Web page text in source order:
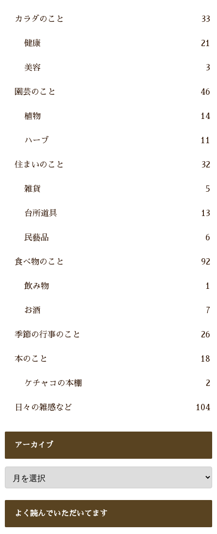
カラダのこと 33
健康 21
美容 3
園芸のこと 46
植物 14
ハーブ 11
住まいのこと 32
雑貨 5
台所道具 13
民藝品 6
食べ物のこと 92
飲み物 1
お酒 7
季節の行事のこと 26
本のこと 18
ケチャコの本棚 2
日々の雑感など 104
アーカイブ
よく読んでいただいてます